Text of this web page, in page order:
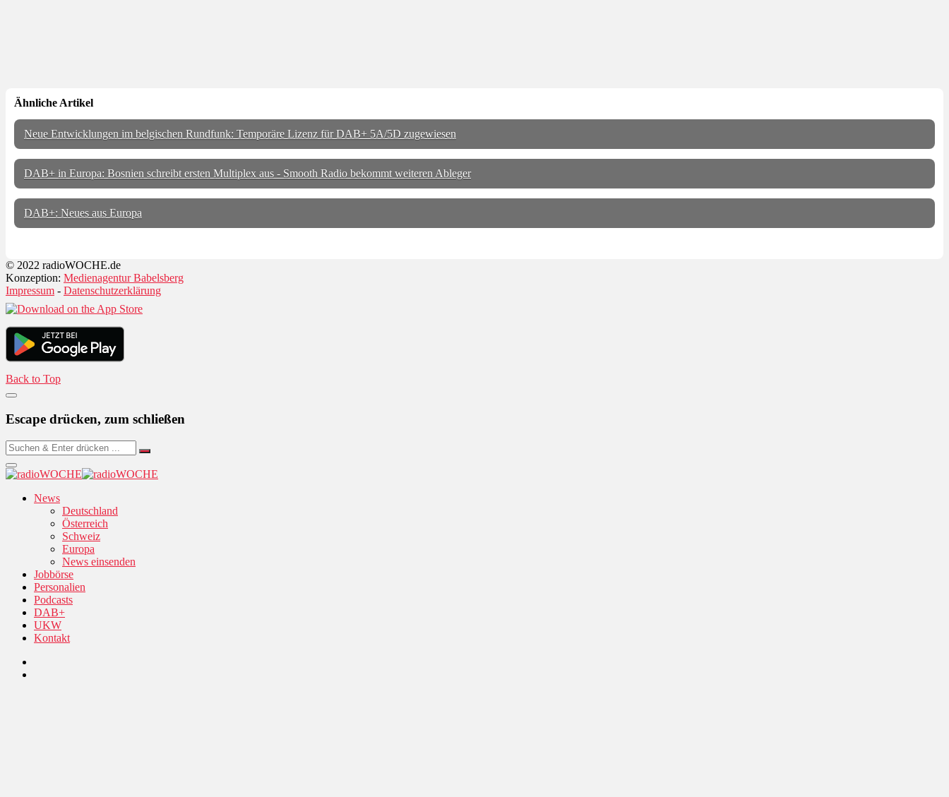
Ähnliche Artikel
Neue Entwicklungen im belgischen Rundfunk: Temporäre Lizenz für DAB+ 5A/5D zugewiesen
DAB+ in Europa: Bosnien schreibt ersten Multiplex aus - Smooth Radio bekommt weiteren Ableger
DAB+: Neues aus Europa
© 2022 radioWOCHE.de
Konzeption: Medienagentur Babelsberg
Impressum - Datenschutzerklärung
Back to Top
Escape drücken, zum schließen
News
Deutschland
Österreich
Schweiz
Europa
News einsenden
Jobbörse
Personalien
Podcasts
DAB+
UKW
Kontakt